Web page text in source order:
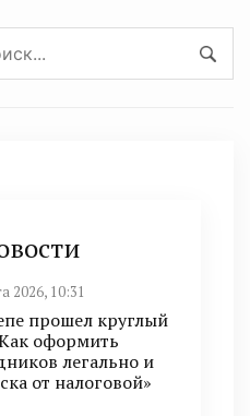
2026, 10:31
прошел круглый
оформить
легально и
от налоговой»